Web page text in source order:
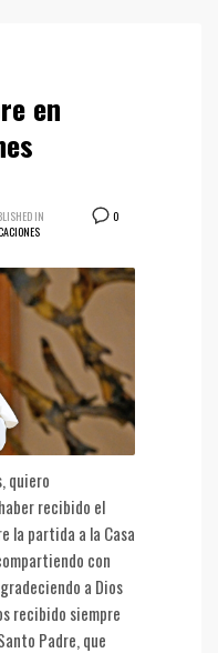
en
0
IN
quiero
recibido el
la partida a la Casa
con
a Dios
recibido siempre
Padre, que